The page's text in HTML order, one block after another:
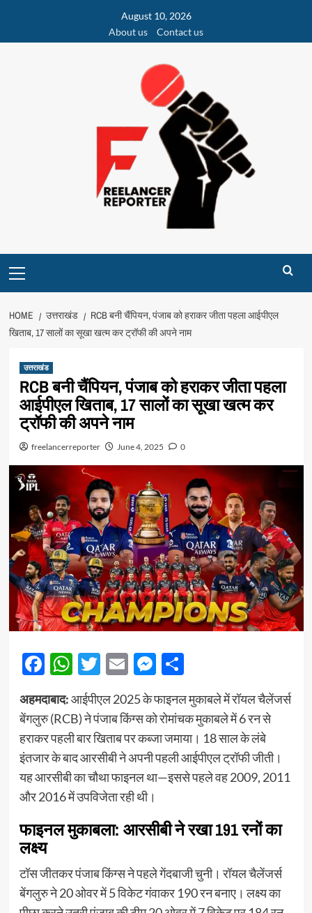
content
August 10, 2026
About us
Contact us
Menu
HOME उत्तराखंड
RCB बनी चैंपियन, पंजाब को हराकर जीता पहला आईपीएल
खिताब, 17 सालों का सूखा खत्म कर ट्रॉफी की अपने नाम
उत्तराखंड
RCB बनी चैंपियन, पंजाब को हराकर जीता पहला
आईपीएल खिताब, 17 सालों का सूखा खत्म कर
ट्रॉफी की अपने नाम
freelancerreporter June 4, 2025 0
Facebook
WhatsApp
Twitter
EmailMessenger
Share
अहमदाबाद:आईपीएल 2025 के फाइनल मुकाबले में रॉयल चैलेंजर्स
बेंगलुरु (RCB) ने पंजाब किंग्स को रोमांचक मुकाबले में 6 रन से
हराकर पहली बार खिताब पर कब्जा जमाया। 18 साल के लंबे
इंतजार के बाद आरसीबी ने अपनी पहली आईपीएल ट्रॉफी जीती।
यह आरसीबी का चौथा फाइनल था—इससे पहले वह 2009, 2011
और 2016 में उपविजेता रही थी।
फाइनल मुकाबला: आरसीबी ने रखा 191 रनों का
लक्ष्य
टॉस जीतकर पंजाब किंग्स ने पहले गेंदबाजी चुनी। रॉयल चैलेंजर्स
बेंगलुरु ने 20 ओवर में 5 विकेट गंवाकर 190 रन बनाए। लक्ष्य का